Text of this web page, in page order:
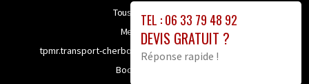
TEL : 06 33 79 48 92
DEVIS GRATUIT ?
Réponse rapide !
Tous droits réservés
Mentions légales
tpmr.transport-cherbourg.fr bénéficie de la technologie
Booster-site proxy